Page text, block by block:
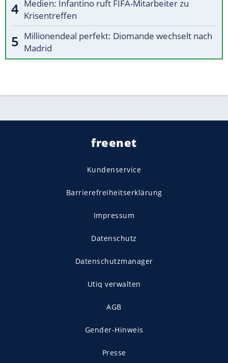
Medien: Infantino ruft FIFA-Mitarbeiter zu
Krisentreffen
Millionendeal perfekt: Diomande wechselt nach
Madrid
freenet
Kundenservice
Barrierefreiheitserklärung
Impressum
Datenschutz
Datenschutzmanager
Utiq verwalten
AGB
Gender-Hinweis
Presse